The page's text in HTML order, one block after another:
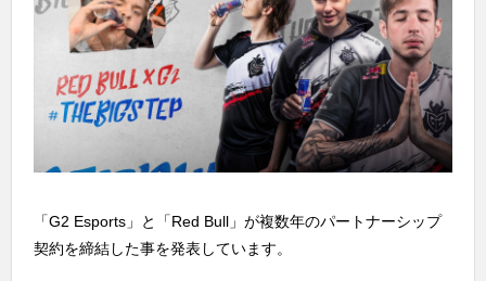
「G2 Esports」と「Red Bull」が複数年のパートナーシップ
契約を締結した事を発表しています。